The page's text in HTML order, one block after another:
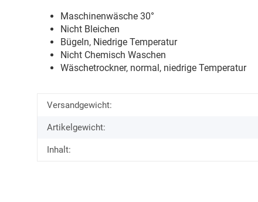
Maschinenwäsche 30°
Nicht Bleichen
Bügeln, Niedrige Temperatur
Nicht Chemisch Waschen
Wäschetrockner, normal, niedrige Temperatur
Versandgewicht:
Artikelgewicht:
Inhalt: